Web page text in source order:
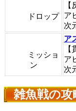
ドロップ
ア
次
ミッショ
ン
ア
ア
次
雑魚戦の攻